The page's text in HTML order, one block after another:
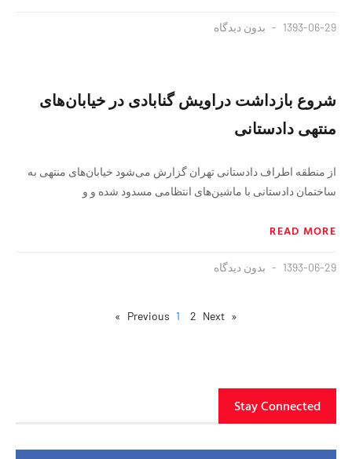
1393-06-29 بدون دیدگاه
شروع بازداشت دراویش گنابادی در خیابان‌های
منتهی دادستانی
از منطقه اطراف دادستانی تهران گزارش می‌شود خیابان‌های منتهی به
ساختمان دادستانی با ماشین‌های انتظامی مسدود شده و و
READ MORE
1393-06-29 بدون دیدگاه
« Previous
1 2 Next »
Stay Connected